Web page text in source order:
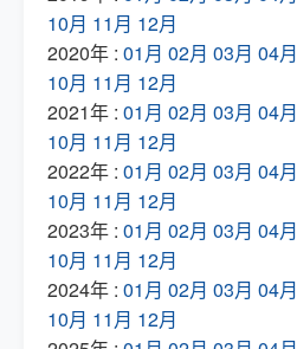
10月 11月 12月
2020年 : 01月 02月 03月 04月
10月 11月 12月
2021年 : 01月 02月 03月 04月
10月 11月 12月
2022年 : 01月 02月 03月 04月
10月 11月 12月
2023年 : 01月 02月 03月 04月
10月 11月 12月
2024年 : 01月 02月 03月 04月
10月 11月 12月